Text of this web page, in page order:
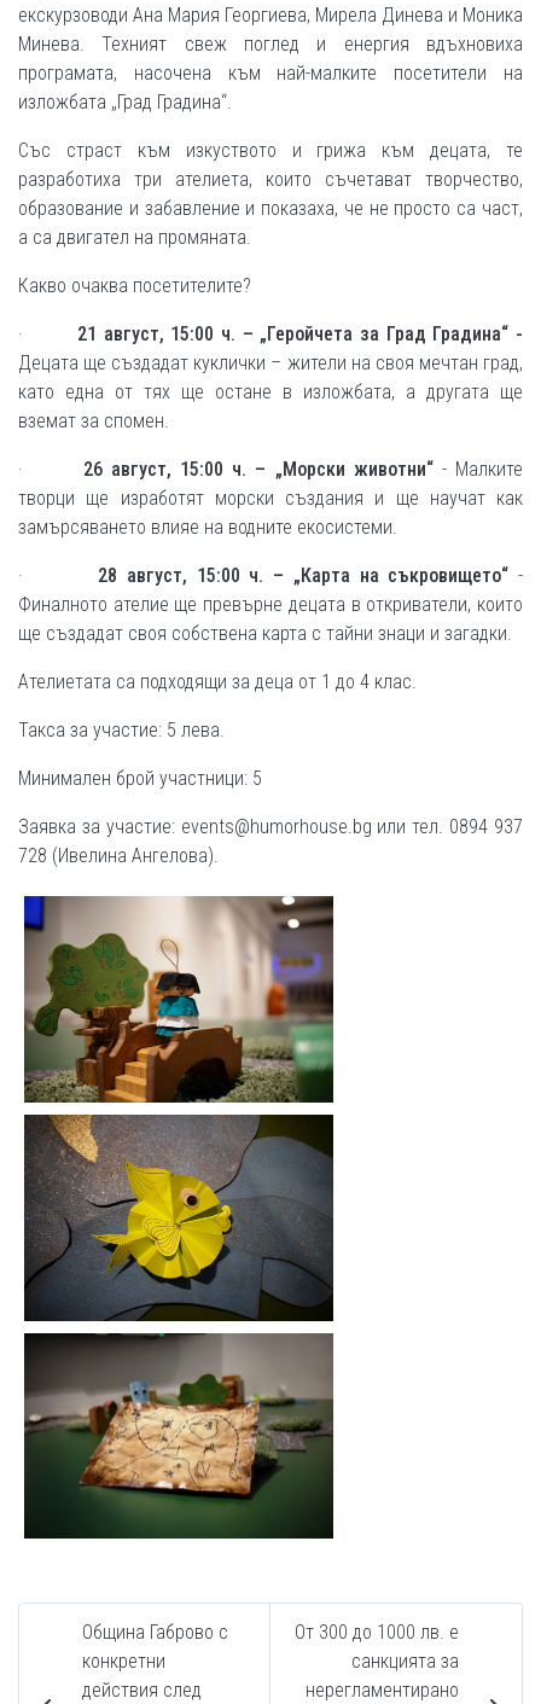
екскурзоводи Ана Мария Георгиева, Мирела Динева и Моника
Минева. Техният свеж поглед и енергия вдъхновиха
програмата, насочена към най-малките посетители на
изложбата „Град Градина“.
Със страст към изкуството и грижа към децата, те
разработиха три ателиета, които съчетават творчество,
образование и забавление и показаха, че не просто са част,
а са двигател на промяната.
Какво очаква посетителите?
· 21 август, 15:00 ч. – „Геройчета за Град Градина“ -
Децата ще създадат куклички – жители на своя мечтан град,
като една от тях ще остане в изложбата, а другата ще
вземат за спомен.
· 26 август, 15:00 ч. – „Морски животни“- Малките
творци ще изработят морски създания и ще научат как
замърсяването влияе на водните екосистеми.
· 28 август, 15:00 ч. – „Карта на съкровището“ -
Финалното ателие ще превърне децата в откриватели, които
ще създадат своя собствена карта с тайни знаци и загадки.
Ателиетата са подходящи за деца от 1 до 4 клас.
Такса за участие: 5 лева.
Минимален брой участници: 5
Заявка за участие: events@humorhouse.bg или тел. 0894 937
728 (Ивелина Ангелова).
Община Габрово с
конкретни
действия след
От 300 до 1000 лв. е
санкцията за
нерегламентирано